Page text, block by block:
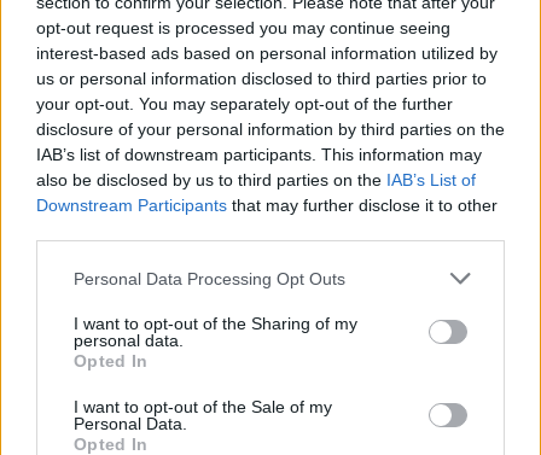
opt-out request is processed you may continue seeing
interest-based ads based on personal information utilized by
us or personal information disclosed to third parties prior to
your opt-out. You may separately opt-out of the further
disclosure of your personal information by third parties on the
IAB’s list of downstream participants. This information may
also be disclosed by us to third parties on the IAB’s List of
Downstream Participants that may further disclose it to other
Personal Data Processing Opt Outs
I want to opt-out of the Sharing of my
personal data.
Opted In
I want to opt-out of the Sale of my
Personal Data.
Opted In